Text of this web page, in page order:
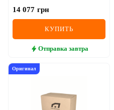
14 077 грн
КУПИТЬ
Отправка завтра
Оригинал